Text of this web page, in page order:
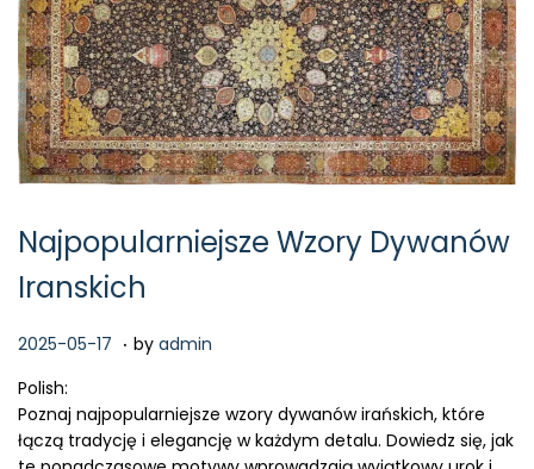
Najpopularniejsze Wzory Dywanów
Iranskich
P
s
t
e
2025-05-17 2
5
-
. by admin
Polish:
Poznaj najpopularniejsze wzory dywanów irańskich, które
łączą tradycję i elegancję w każdym detalu. Dowiedz się, jak